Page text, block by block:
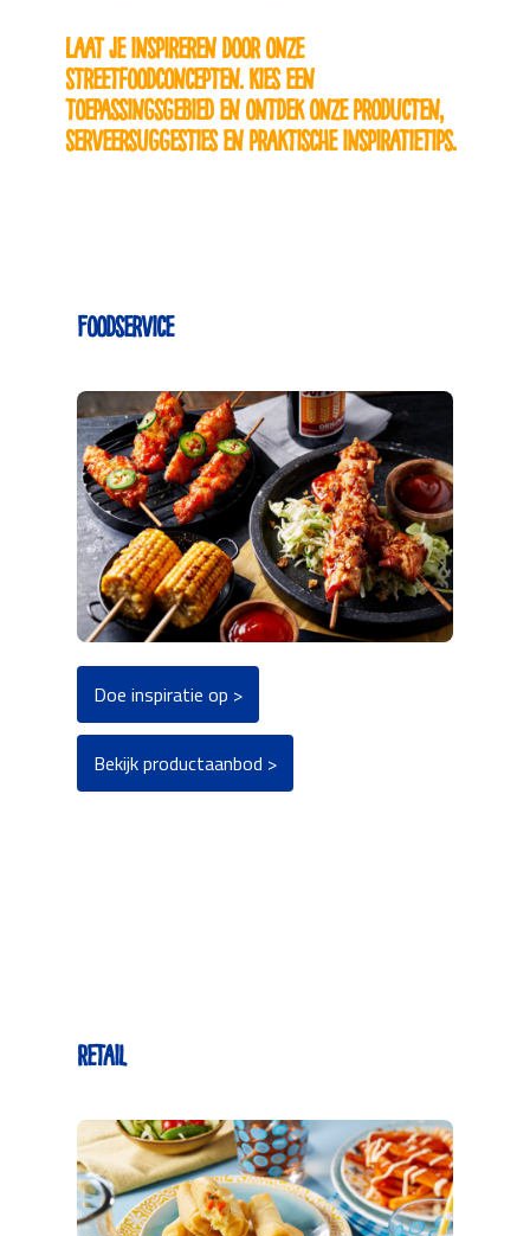
Laat je inspireren door onze
streetfoodconcepten. Kies een
toepassingsgebied en ontdek onze producten,
serveersuggesties en praktische inspiratietips.
Foodservice
Doe inspiratie op >
Bekijk productaanbod >
Retail